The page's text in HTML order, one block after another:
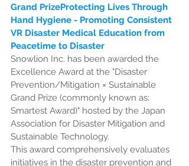
Grand PrizeProtecting Lives Through
Hand Hygiene - Promoting Consistent
VR Disaster Medical Education from
Peacetime to Disaster
Snowlion Inc. has been awarded the
Excellence Award at the "Disaster
Prevention/Mitigation × Sustainable
Grand Prize (commonly known as:
Smartest Award)" hosted by the Japan
Association for Disaster Mitigation and
Sustainable Technology.
This award comprehensively evaluates
initiatives in the disaster prevention and